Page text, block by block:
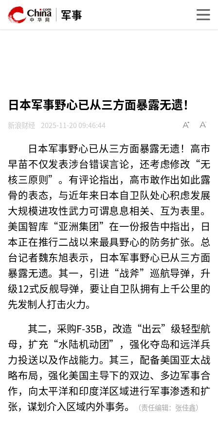
军事
日本军事野心已从三方面暴露无遗！
新浪财经 2025-11-20 09:46:44
日本军事野心已从三方面暴露无遗！高市
早苗不仅发表涉台错误言论，还考虑修改“无
核三原则”。有评论指出，高市敢作出如此露
骨的表态，与近年来日本自卫队处心积虑发展
大规模进攻性武力可谓息息相关、互为表里。
美国智库“亚洲集团”在一份报告中指出，日
本正在推行二战以来最具野心的防务扩张。总
台记者魏东旭表示，日本军事野心已从三方面
暴露无遗。其一，引进“战斧”巡航导弹，升
级12式反舰导弹，要让自卫队拥有上千公里的
先发制人打击火力。
其二，采购F-35B，改造“出云”级轻型航
母，扩充“水陆机动团”，强化夺岛和远洋兵
力投送以及作战能力。其三，配备美国亚太战
略布局，强化美国主导下的双边、多边军事合
作，向太平洋和印度洋区域进行军事渗透和扩
张，谋划介入区域内外事务。
（责任编辑：张佳鑫）